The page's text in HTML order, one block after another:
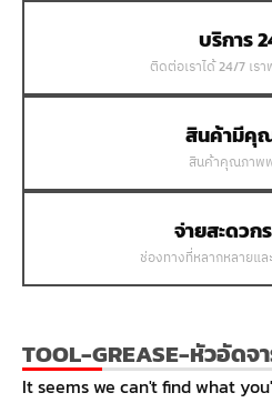
บริการ
ติดต่อเราได้ 24/7 เร
สินค้ามีคุ
สินค้าคุณภาพ
จ่ายสะดวก
ช่องทางที่หลากหลายแล
TOOL-GREASE-หัวอัด
It seems we can't find what